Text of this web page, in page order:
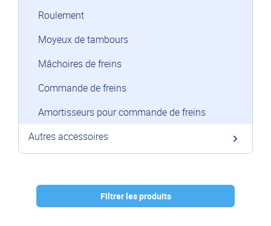
Filtrer les produits
Roulement
Moyeux de tambours
Mâchoires de freins
Commande de freins
Amortisseurs pour commande de freins
Autres accessoires